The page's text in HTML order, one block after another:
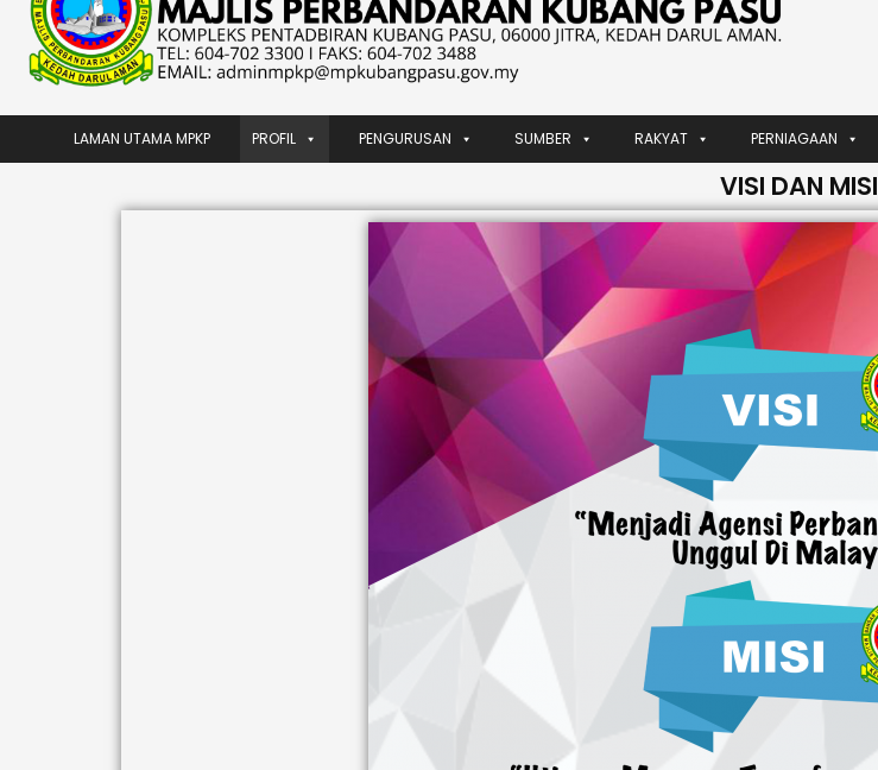
LAMAN UTAMA MPKP PROFIL PENGURUSAN SUMBER RAKYAT PERNIAGAAN
VISI DAN MISI